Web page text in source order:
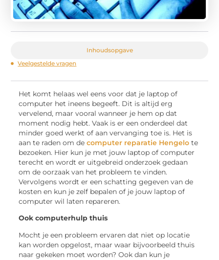
Inhoudsopgave
Veelgestelde vragen
Het komt helaas wel eens voor dat je laptop of
computer het ineens begeeft. Dit is altijd erg
vervelend, maar vooral wanneer je hem op dat
moment nodig hebt. Vaak is er een onderdeel dat
minder goed werkt of aan vervanging toe is. Het is
aan te raden om decomputer reparatie Hengelo te
bezoeken. Hier kun je met jouw laptop of computer
terecht en wordt er uitgebreid onderzoek gedaan
om de oorzaak van het probleem te vinden.
Vervolgens wordt er een schatting gegeven van de
kosten en kun je zelf bepalen of je jouw laptop of
computer wil laten repareren.
Ook computerhulp thuis
Mocht je een probleem ervaren dat niet op locatie
kan worden opgelost, maar waar bijvoorbeeld thuis
naar gekeken moet worden? Ook dan kun je